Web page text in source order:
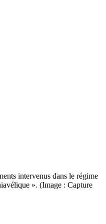
intervenus dans le régime
». (Image : Capture